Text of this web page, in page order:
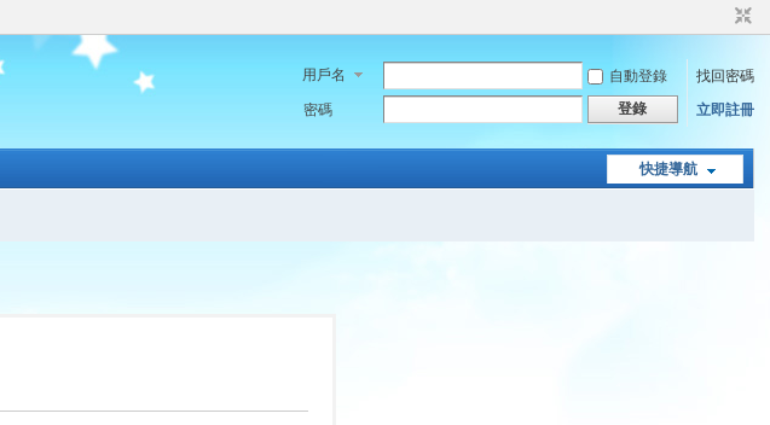
用戶名 自動登錄
找回密碼
密碼
登錄 立即註冊
快捷導航